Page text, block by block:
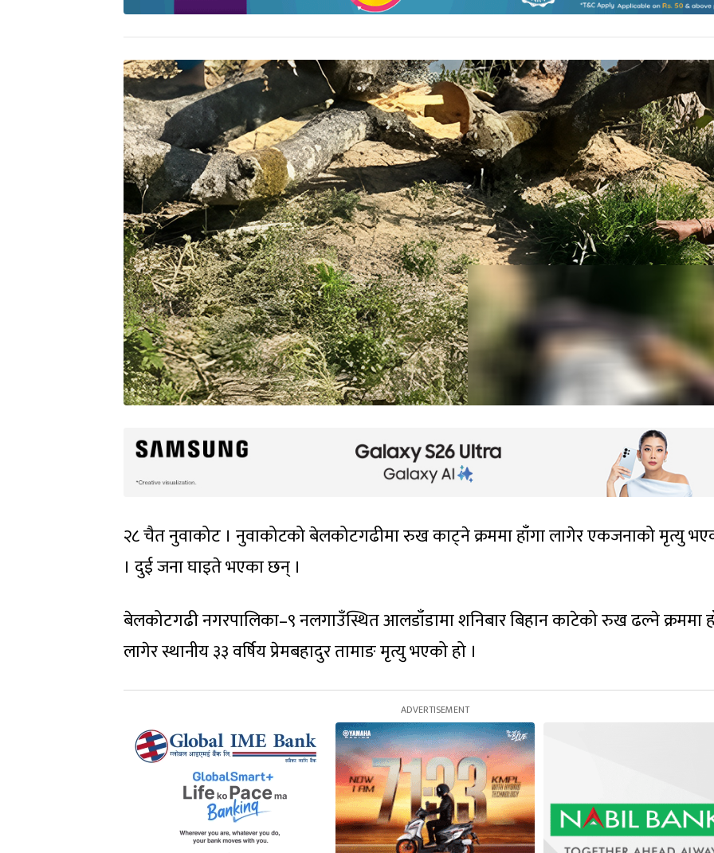
२८ चैत नुवाकोट । नुवाकोटको बेलकोटगढीमा रुख काट्ने क्रममा हाँगा लागेर एकजनाको मृत्यु
। दुई जना घाइते भएका छन् ।
बेलकोटगढी नगरपालिका–९ नलगाउँस्थित आलडाँडामा शनिबार बिहान काटेको रुख ढल्ने क्रममा
लागेर स्थानीय ३३ वर्षिय प्रेमबहादुर तामाङ मृत्यु भएको हो ।